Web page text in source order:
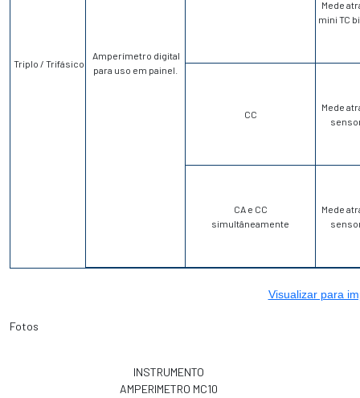
Triplo / Trifásico
Amperímetro digital
para uso em painel.
Mede
mini TC
CC
Mede
CA e CC
simultâneamente
Mede
Visualizar para
Fotos
INSTRUMENTO
AMPERIMETRO MC10